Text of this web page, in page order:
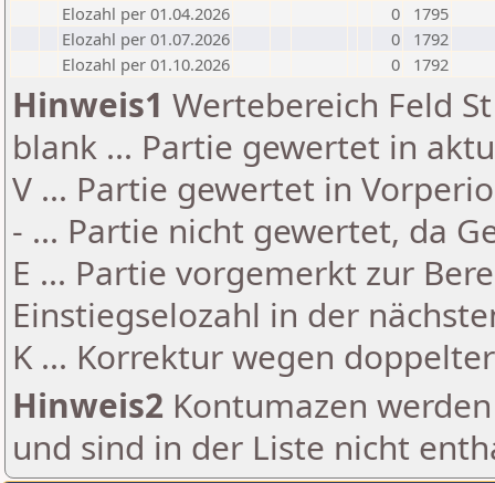
Elozahl per 01.04.2026
0
1795
Elozahl per 01.07.2026
0
1792
Elozahl per 01.10.2026
0 1792
Hinweis1 Wertebereich Feld
blank ... Partie gewertet in
V ... Partie gewertet in
- ... Partie nicht gewertet, da
E ... Partie vorgemerkt zur
Einstiegselozahl in der
K ... Korrektur wegen
Hinweis2 Kontumazen
und sind in der Liste nicht